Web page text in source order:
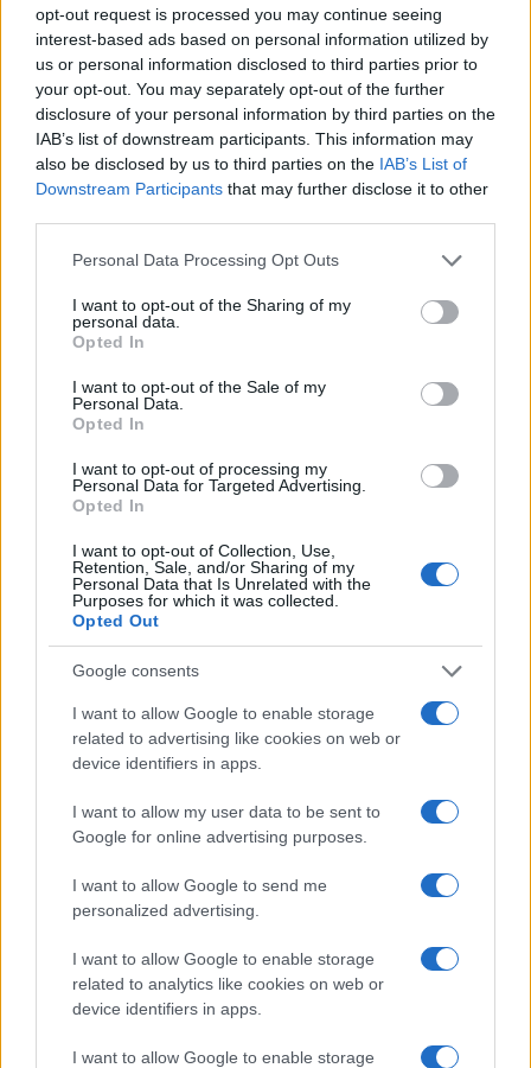
opt-out request is processed you may continue seeing
interest-based ads based on personal information utilized by
us or personal information disclosed to third parties prior to
your opt-out. You may separately opt-out of the further
disclosure of your personal information by third parties on the
IAB’s list of downstream participants. This information may
also be disclosed by us to third parties on the IAB’s List of
Downstream Participants that may further disclose it to other
Please note that this website/app uses one or more Google
not limited to your visit or usage behaviour. You may click to
grant or deny consent to Google and its third-party tags to
use your data for below specified purposes in below Google
consent section.
Personal Data Processing Opt Outs
I want to opt-out of the Sharing of my
personal data.
Opted In
I want to opt-out of the Sale of my
Personal Data.
Opted In
I want to opt-out of processing my
Personal Data for Targeted Advertising.
Opted In
I want to opt-out of Collection, Use,
Retention, Sale, and/or Sharing of my
Personal Data that Is Unrelated with the
Purposes for which it was collected.
Opted Out
Google consents
I want to allow Google to enable storage
related to advertising like cookies on web or
device identifiers in apps.
I want to allow my user data to be sent to
Google for online advertising purposes.
I want to allow Google to send me
personalized advertising.
I want to allow Google to enable storage
related to analytics like cookies on web or
device identifiers in apps.
I want to allow Google to enable storage
Continua a leggere
Come indossare le infradito animalier con stile:
consigli e abbinamenti
Cristian Castiglioni · 6 Ago 2026
BELLEZZA
Come preservare il colore dei capelli in estate:
Cristian Castiglioni · 6 Ago 2026